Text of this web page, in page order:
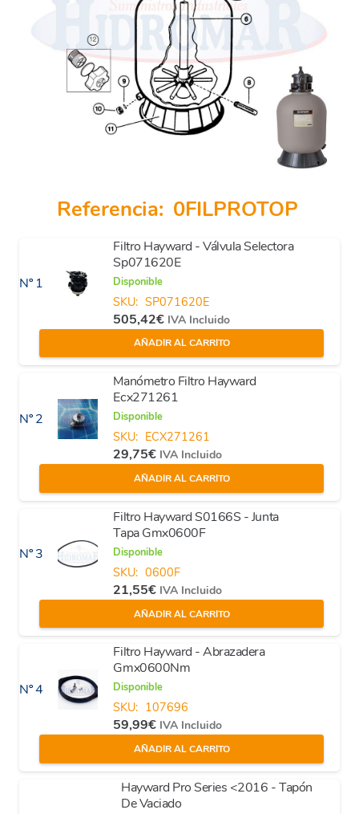
Referencia: 0FILPROTOP
Nº 1
Filtro Hayward - Válvula Selectora
Sp071620E
Disponible
SKU: SP071620E
505,42€ IVA Incluido
AÑADIR AL CARRITO
Nº 2
Manómetro Filtro Hayward
Ecx271261
Disponible
SKU: ECX271261
29,75€ IVA Incluido
AÑADIR AL CARRITO
Nº 3
Filtro Hayward S0166S - Junta
Tapa Gmx0600F
Disponible
SKU: 0600F
21,55€ IVA Incluido
AÑADIR AL CARRITO
Nº 4
Filtro Hayward - Abrazadera
Gmx0600Nm
Disponible
SKU: 107696
59,99€ IVA Incluido
AÑADIR AL CARRITO
Hayward Pro Series <2016 - Tapón
De Vaciado